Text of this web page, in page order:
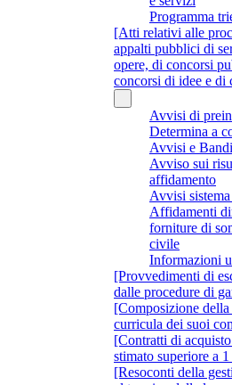
Programma
[Atti relativi alle
appalti pubblici di
opere, di concorsi
concorsi di idee e di
Avvisi di
Determina a
Avvisi e Bandi
Avviso sui
affidamento
Avvisi
Affidamenti
forniture di
civile
Informazioni
[Provvedimenti di
dalle procedure di
[Composizione
curricula dei suoi
[Contratti di
stimato superiore a
[Resoconti della